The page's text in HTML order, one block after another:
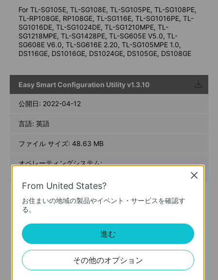
For TL-SG105E, TL-SG108E, TL-SG105PE, TL-SG108PE,
TL-RP108GE, RP108GE, TL-SG116E, TL-SG1016PE, TL-
SG1016DE, TL-SG1024DE, TL-SG1210MPE, TL-
SG1218MPE, TL-SG1428PE, TL-SG605E V5.0, TL-
SG608E V6.0, TL-SG616E 2.20, TL-SG105MPE 1.0,
DS116GE, DS1016GE, DS1024GE, DS105GE, DS108GE
Easy Smart Configuration Utility v1.3.10
ウンロ
ード
公開日: 2022-04-12
言語: 英語
ファイル サイズ: 48.63 MB
オペレーティングシステム:
Add support for TL-SG1428PE(UN) V2/V2.20, TL-
SG1218MPE(UN) V4/V4.2, TL-SG1210MPE(UN) V3 and
Notes:
For TL-SG1428PE(UN) V1/V1.2/V1.26/V2/V2.2, TL-
SG1210MPE V2/V3, TL-SG1024DE(UN)
V1/V2/V3/V4/V4.2/V4.26, TL-SG1016PE(UN)
From United States?
お住まいの地域の製品やイベント・サービスを確認す
る。
進む
その他のオプション
Close